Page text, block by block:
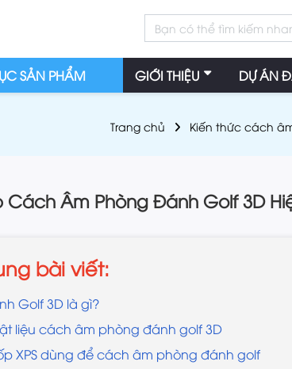
SẢN PHẨM GIỚI THIỆU DỰ ÁN
Trang chủ Kiến thức cách
Cách Âm Phòng Đánh Golf 3D
bài viết:
Golf 3D là gì?
liệu cách âm phòng đánh golf 3D
XPS dùng để cách âm phòng đánh golf